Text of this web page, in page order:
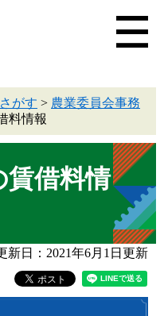
がす > 農業委員会事務
料情報
賃借料情
新日：2021年6月1日更新